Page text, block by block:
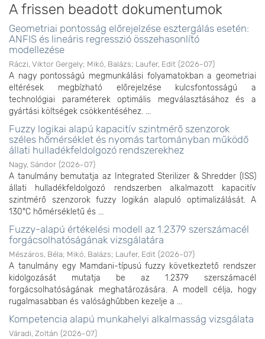
A frissen beadott dokumentumok
Geometriai pontosság előrejelzése esztergálás esetén:
ANFIS és lineáris regresszió összehasonlító
modellezése
Ráczi, Viktor Gergely; Mikó, Balázs; Laufer, Edit (2026-07)
A nagy pontosságú megmunkálási folyamatokban a geometriai
eltérések megbízható előrejelzése kulcsfontosságú a
technológiai paraméterek optimális megválasztásához és a
gyártási költségek csökkentéséhez. ...
Fuzzy logikai alapú kapacitív szintmérő szenzorok
széles hőmérséklet és nyomás tartományban működő
állati hulladékfeldolgozó rendszerekhez
Nagy, Sándor (2026-07)
A tanulmány bemutatja az Integrated Sterilizer & Shredder (ISS)
állati hulladékfeldolgozó rendszerben alkalmazott kapacitív
szintmérő szenzorok fuzzy logikán alapuló optimalizálását. A
130°C hőmérsékletű és ...
Fuzzy-alapú értékelési modell az 1.2379 szerszámacél
forgácsolhatóságának vizsgálatára
Mészáros, Béla; Mikó, Balázs; Laufer, Edit (2026-07)
A tanulmány egy Mamdani-típusú fuzzy következtető rendszer
kidolgozását mutatja be az 1.2379 szerszámacél
forgácsolhatóságának meghatározására. A modell célja, hogy
rugalmasabban és valósághűbben kezelje a ...
Kompetencia alapú munkahelyi alkalmasság vizsgálata
Váradi, Zoltán (2026-07)